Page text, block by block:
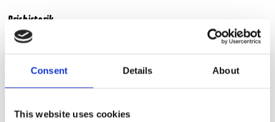
Consent Details About
This website uses cookies
Prishistorik
Lägsta pris de senaste 30 dagarna är 2895 kr
Produkten har inga recensioner